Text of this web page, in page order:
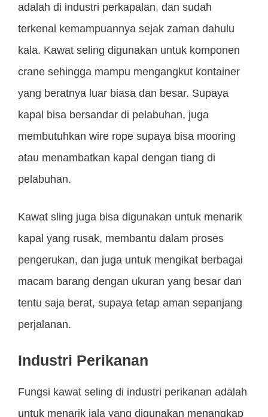
adalah di industri perkapalan, dan sudah
terkenal kemampuannya sejak zaman dahulu
kala. Kawat seling digunakan untuk komponen
crane sehingga mampu mengangkut kontainer
yang beratnya luar biasa dan besar. Supaya
kapal bisa bersandar di pelabuhan, juga
membutuhkan wire rope supaya bisa mooring
atau menambatkan kapal dengan tiang di
pelabuhan.
Kawat sling juga bisa digunakan untuk menarik
kapal yang rusak, membantu dalam proses
pengerukan, dan juga untuk mengikat berbagai
macam barang dengan ukuran yang besar dan
tentu saja berat, supaya tetap aman sepanjang
perjalanan.
Industri Perikanan
Fungsi kawat seling di industri perikanan adalah
untuk menarik jala yang digunakan menangkap